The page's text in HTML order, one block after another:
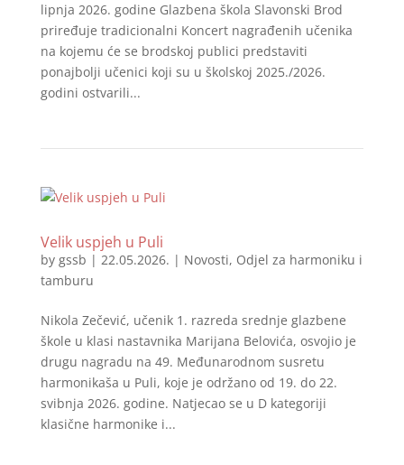
lipnja 2026. godine Glazbena škola Slavonski Brod
priređuje tradicionalni Koncert nagrađenih učenika
na kojemu će se brodskoj publici predstaviti
ponajbolji učenici koji su u školskoj 2025./2026.
godini ostvarili...
Velik uspjeh u Puli
by gssb | 22.05.2026. | Novosti, Odjel za harmoniku i
tamburu
Nikola Zečević, učenik 1. razreda srednje glazbene
škole u klasi nastavnika Marijana Belovića, osvojio je
drugu nagradu na 49. Međunarodnom susretu
harmonikaša u Puli, koje je održano od 19. do 22.
svibnja 2026. godine. Natjecao se u D kategoriji
klasične harmonike i...